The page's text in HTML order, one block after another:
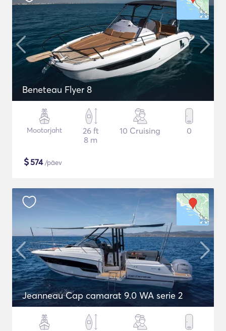
Beneteau Flyer 8
Mootorjaht
26 ft
8 m
10 Cruising 0
$574/päev
Jeanneau Cap camarat 9.0 WA serie 2